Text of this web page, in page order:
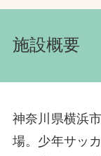
施設概要
神奈川県横浜
場。少年サッ